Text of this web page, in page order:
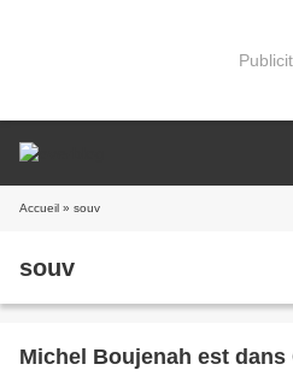
Accueil » souv
souv
Michel Boujenah est